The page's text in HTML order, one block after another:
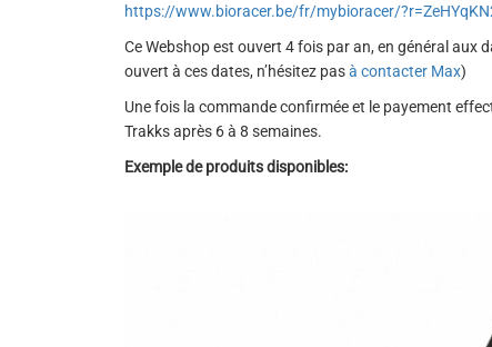
https://www.bioracer.be/fr/mybioracer/
Ce Webshop est ouvert 4 fois par an, en général aux
ouvert à ces dates, n’hésitez pasà contacter Max)
Une fois la commande confirmée et le payement
Trakks après 6 à 8 semaines.
Exemple de produits disponibles: